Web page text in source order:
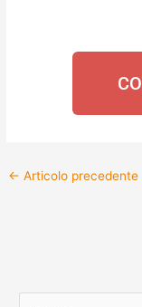
← Articolo precedente